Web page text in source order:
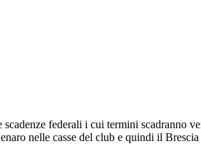
federali i cui termini scadranno
nelle casse del club e quindi il Brescia